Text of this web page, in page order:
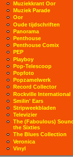
Muziekkrant Oor
Muziek Parade
Oor
Oude tijdschriften
Panorama
Penthouse
Penthouse Comix
PEP
Playboy
Pop-Telescoop
Popfoto
Popzamelwerk
Record Collector
Rockville International
Smilin' Ears
Stripweekbladen
Televizier
The (Faboulous)
the Sixties
The Blues Collection
Veronica
Vinyl